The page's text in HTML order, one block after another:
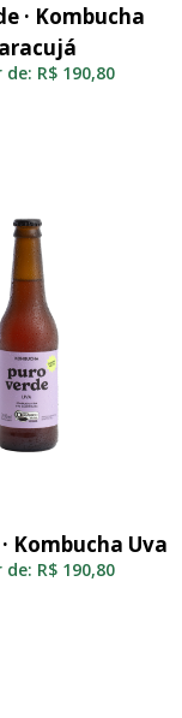
· Kombucha
de: R$ 190,80
Kombucha Uva
de: R$ 190,80